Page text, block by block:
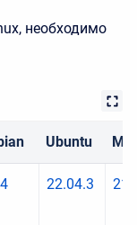
необходимо
Ubuntu
22.04.3